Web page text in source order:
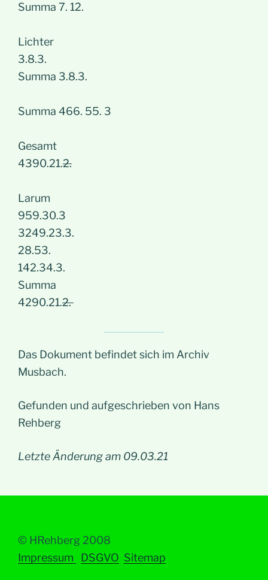
Summa 7. 12.
Lichter
3.8.3.
Summa 3.8.3.
Summa 466. 55. 3
Gesamt
4390.21.2.
Larum
959.30.3
3249.23.3.
28.53.
142.34.3.
Summa
4290.21.2.
Das Dokument befindet sich im Archiv
Musbach.
Gefunden und aufgeschrieben von Hans
Rehberg
Letzte Änderung am 09.03.21
© HRehberg 2008
Impressum
DSGVO Sitemap